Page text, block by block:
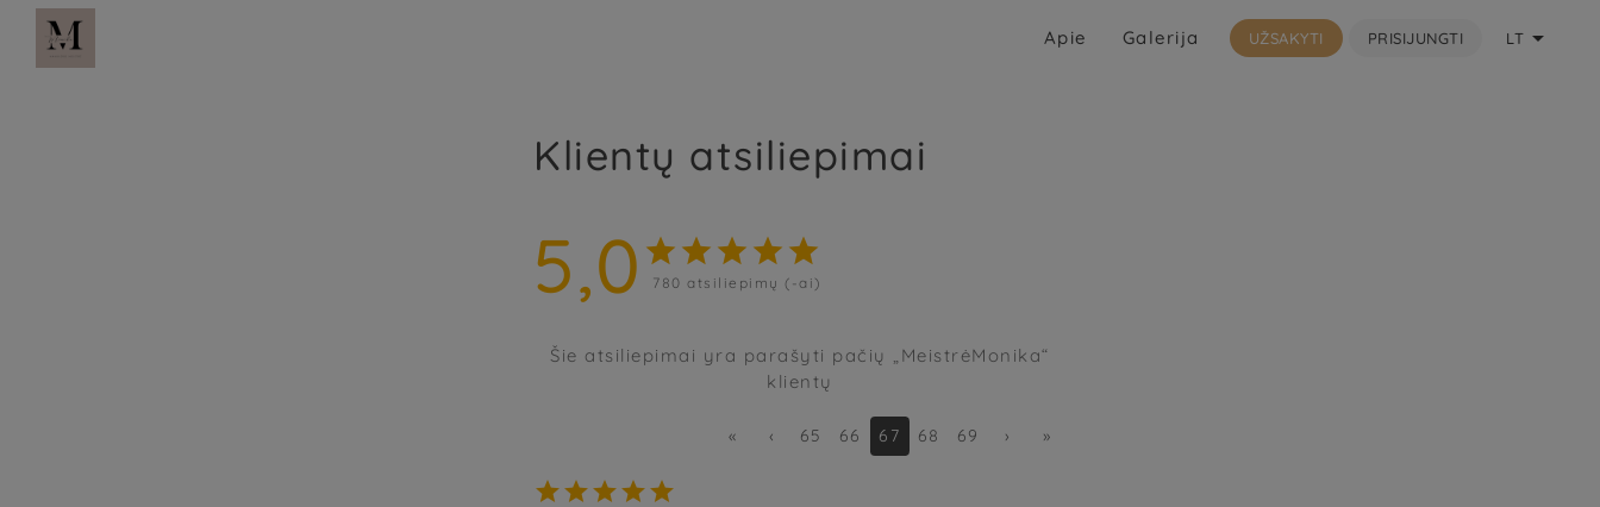
Apie Galerija UŽSAKYTI PRISIJUNGTI LT 
Klientų atsiliepimai
5,0     
780 atsiliepimų (-ai)
Šie atsiliepimai yra parašyti pačių „MeistrėMonika“
klientų
« ‹ 65 66 67 68 69 › »
